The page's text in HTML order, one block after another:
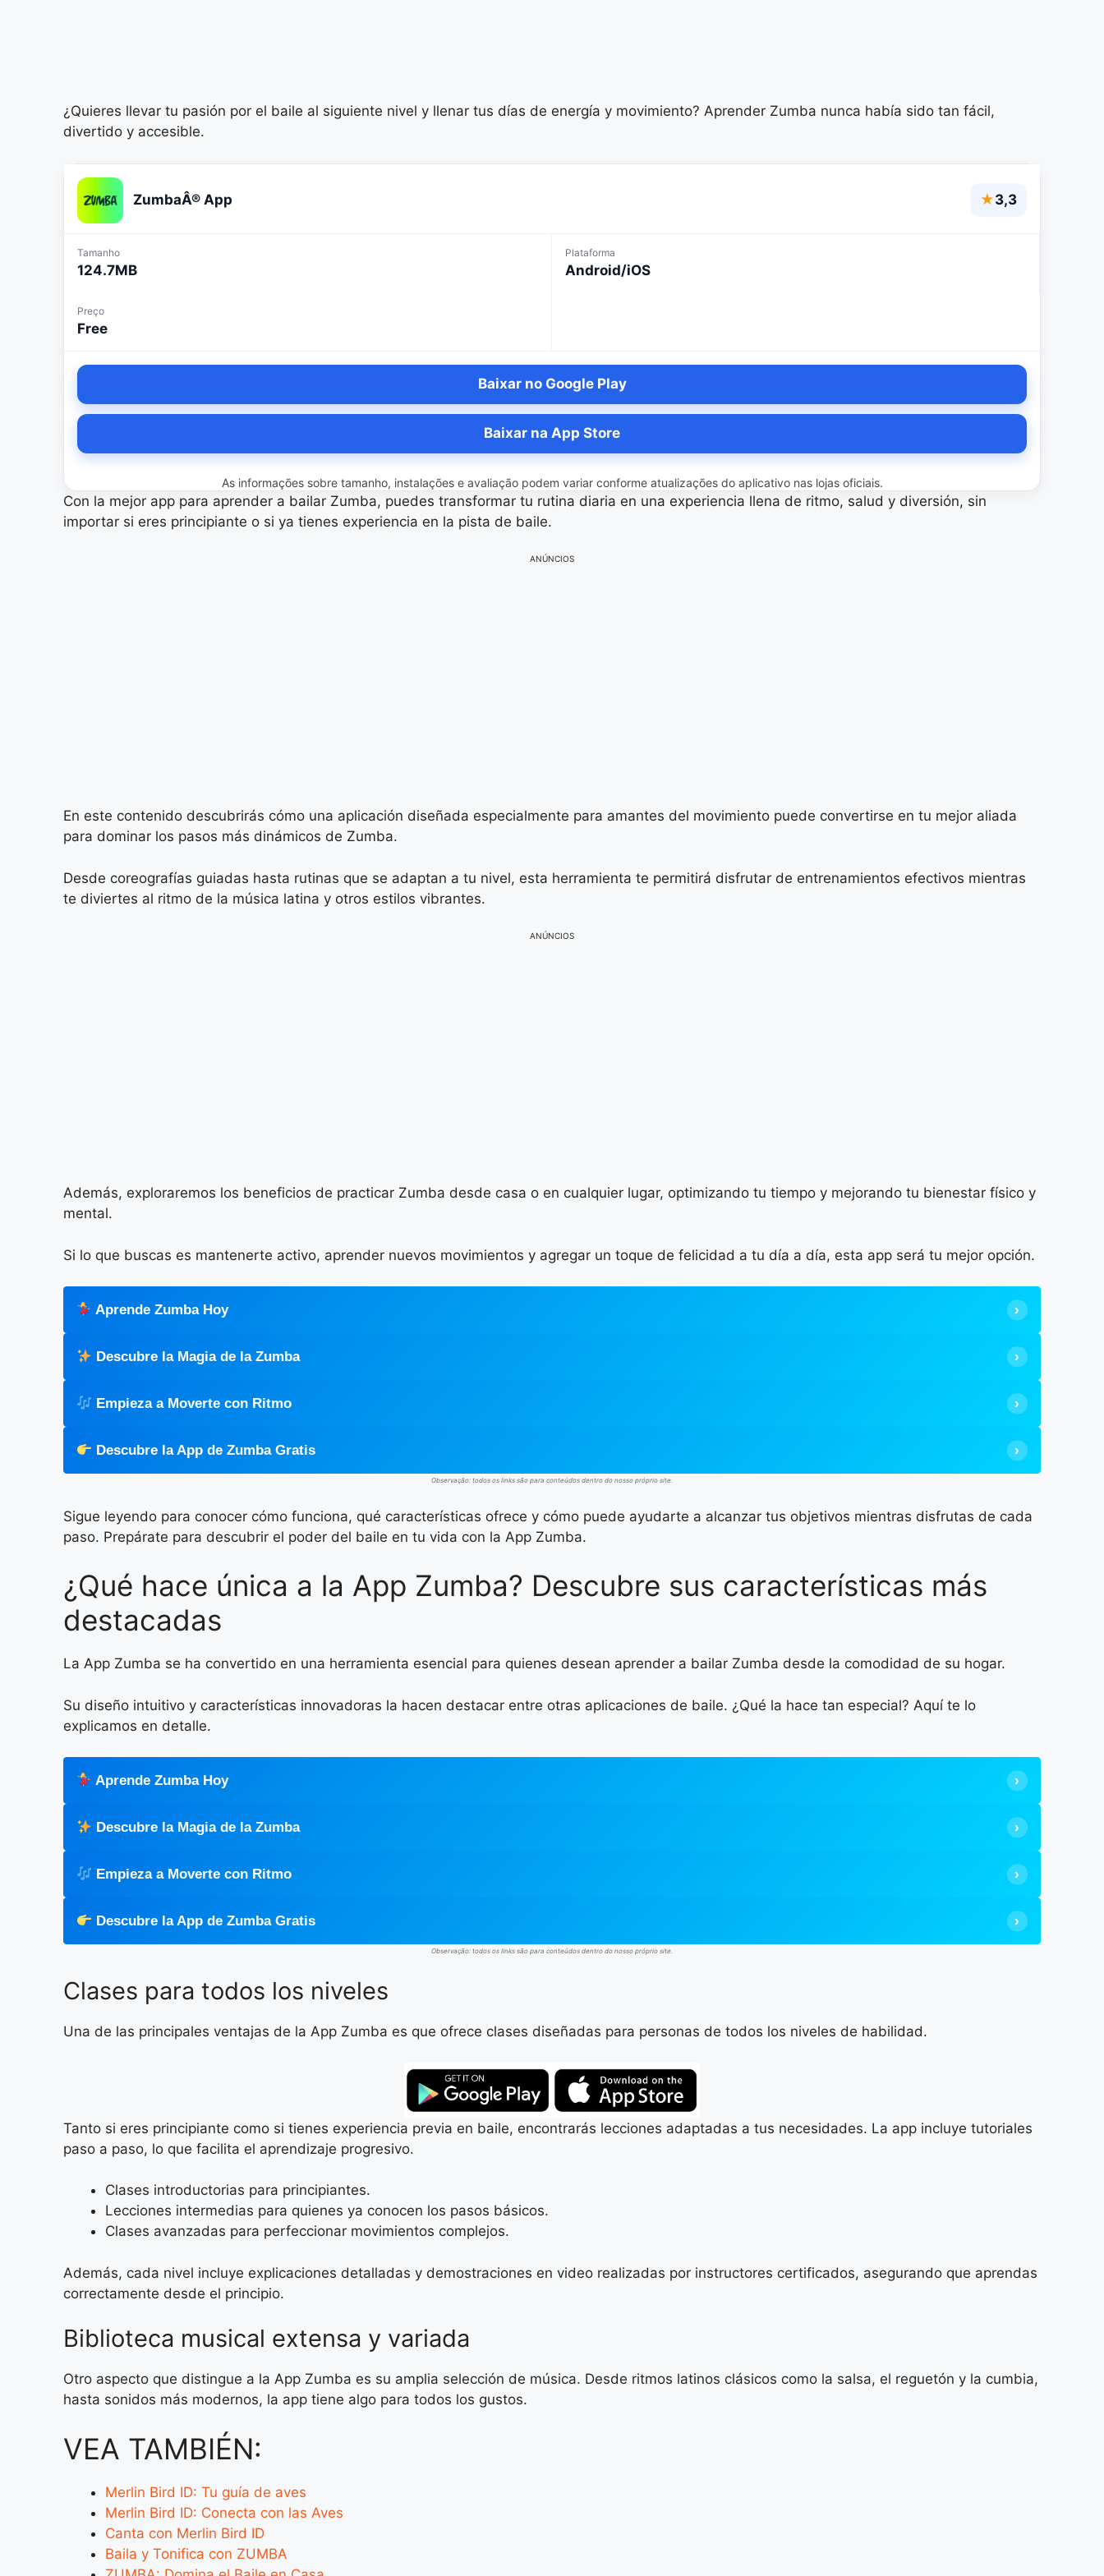
¿Quieres llevar tu pasión por el baile al siguiente nivel y llenar tus días de energía y movimiento? Aprender Zumba nunca había sido tan fácil,
divertido y accesible.
ZumbaÂ® App ★3,3
Tamanho
124.7MB
Plataforma
Android/iOS
Preço
Free
Baixar no Google Play
Baixar na App Store
As informações sobre tamanho, instalações e avaliação podem variar conforme atualizações do aplicativo nas lojas oficiais.
Con la mejor app para aprender a bailar Zumba, puedes transformar tu rutina diaria en una experiencia llena de ritmo, salud y diversión, sin
importar si eres principiante o si ya tienes experiencia en la pista de baile.
ANÚNCIOS
En este contenido descubrirás cómo una aplicación diseñada especialmente para amantes del movimiento puede convertirse en tu mejor aliada
para dominar los pasos más dinámicos de Zumba.
Desde coreografías guiadas hasta rutinas que se adaptan a tu nivel, esta herramienta te permitirá disfrutar de entrenamientos efectivos mientras
te diviertes al ritmo de la música latina y otros estilos vibrantes.
ANÚNCIOS
Además, exploraremos los beneficios de practicar Zumba desde casa o en cualquier lugar, optimizando tu tiempo y mejorando tu bienestar físico y
mental.
Si lo que buscas es mantenerte activo, aprender nuevos movimientos y agregar un toque de felicidad a tu día a día, esta app será tu mejor opción.
Aprende Zumba Hoy
Descubre la Magia de la Zumba
Empieza a Moverte con Ritmo
Descubre la App de Zumba Gratis
Observação: todos os links são para conteúdos dentro do nosso próprio site.
Sigue leyendo para conocer cómo funciona, qué características ofrece y cómo puede ayudarte a alcanzar tus objetivos mientras disfrutas de cada
paso. Prepárate para descubrir el poder del baile en tu vida con la App Zumba.
¿Qué hace única a la App Zumba? Descubre sus características más
destacadas
La App Zumba se ha convertido en una herramienta esencial para quienes desean aprender a bailar Zumba desde la comodidad de su hogar.
Su diseño intuitivo y características innovadoras la hacen destacar entre otras aplicaciones de baile. ¿Qué la hace tan especial? Aquí te lo
explicamos en detalle.
Aprende Zumba Hoy
Descubre la Magia de la Zumba
Empieza a Moverte con Ritmo
Descubre la App de Zumba Gratis
Observação: todos os links são para conteúdos dentro do nosso próprio site.
Clases para todos los niveles
Una de las principales ventajas de la App Zumba es que ofrece clases diseñadas para personas de todos los niveles de habilidad.
Tanto si eres principiante como si tienes experiencia previa en baile, encontrarás lecciones adaptadas a tus necesidades. La app incluye tutoriales
paso a paso, lo que facilita el aprendizaje progresivo.
Clases introductorias para principiantes.
Lecciones intermedias para quienes ya conocen los pasos básicos.
Clases avanzadas para perfeccionar movimientos complejos.
Además, cada nivel incluye explicaciones detalladas y demostraciones en video realizadas por instructores certificados, asegurando que aprendas
correctamente desde el principio.
Biblioteca musical extensa y variada
Otro aspecto que distingue a la App Zumba es su amplia selección de música. Desde ritmos latinos clásicos como la salsa, el reguetón y la cumbia,
hasta sonidos más modernos, la app tiene algo para todos los gustos.
VEA TAMBIÉN:
Merlin Bird ID: Tu guía de aves
Merlin Bird ID: Conecta con las Aves
Canta con Merlin Bird ID
Baila y Tonifica con ZUMBA